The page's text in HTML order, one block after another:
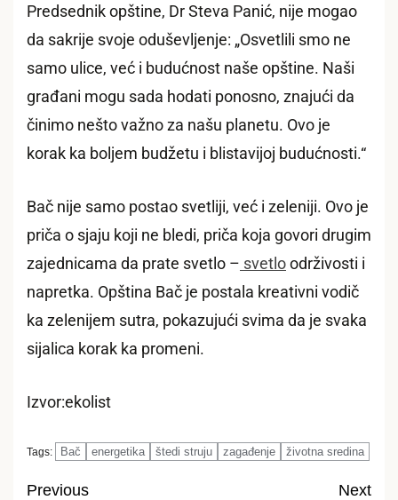
Predsednik opštine, Dr Steva Panić, nije mogao
da sakrije svoje oduševljenje: „Osvetlili smo ne
samo ulice, već i budućnost naše opštine. Naši
građani mogu sada hodati ponosno, znajući da
činimo nešto važno za našu planetu. Ovo je
korak ka boljem budžetu i blistavijoj budućnosti.“
Bač nije samo postao svetliji, već i zeleniji. Ovo je
priča o sjaju koji ne bledi, priča koja govori drugim
zajednicama da prate svetlo – svetlo održivosti i
napretka. Opština Bač je postala kreativni vodič
ka zelenijem sutra, pokazujući svima da je svaka
sijalica korak ka promeni.
Izvor:ekolist
Tags: Bač energetika štedi struju zagađenje životna sredina
Previous
Next